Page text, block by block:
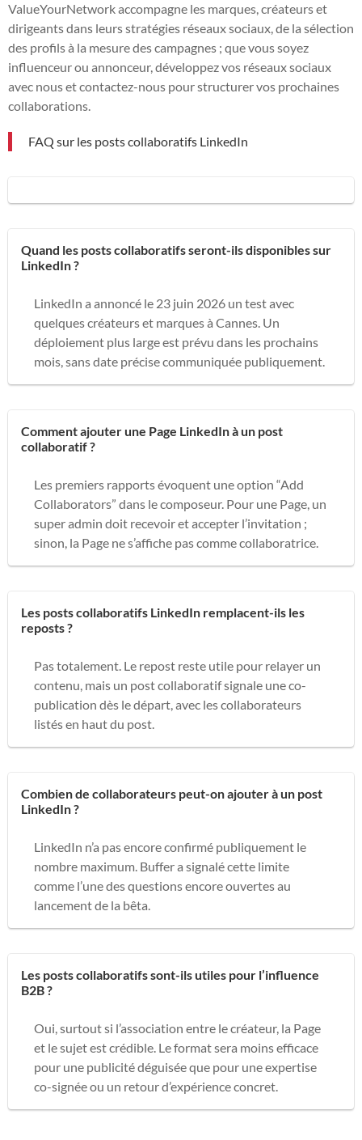
ValueYourNetwork accompagne les marques, créateurs et
dirigeants dans leurs stratégies réseaux sociaux, de la sélection
des profils à la mesure des campagnes ; que vous soyez
influenceur ou annonceur, développez vos réseaux sociaux
avec nous et contactez-nous pour structurer vos prochaines
collaborations.
FAQ sur les posts collaboratifs LinkedIn
Quand les posts collaboratifs seront-ils disponibles sur
LinkedIn ?
LinkedIn a annoncé le 23 juin 2026 un test avec
quelques créateurs et marques à Cannes. Un
déploiement plus large est prévu dans les prochains
mois, sans date précise communiquée publiquement.
Comment ajouter une Page LinkedIn à un post
collaboratif ?
Les premiers rapports évoquent une option “Add
Collaborators” dans le composeur. Pour une Page, un
super admin doit recevoir et accepter l’invitation ;
sinon, la Page ne s’affiche pas comme collaboratrice.
Les posts collaboratifs LinkedIn remplacent-ils les
reposts ?
Pas totalement. Le repost reste utile pour relayer un
contenu, mais un post collaboratif signale une co-
publication dès le départ, avec les collaborateurs
listés en haut du post.
Combien de collaborateurs peut-on ajouter à un post
LinkedIn ?
LinkedIn n’a pas encore confirmé publiquement le
nombre maximum. Buffer a signalé cette limite
comme l’une des questions encore ouvertes au
lancement de la bêta.
Les posts collaboratifs sont-ils utiles pour l’influence
B2B ?
Oui, surtout si l’association entre le créateur, la Page
et le sujet est crédible. Le format sera moins efficace
pour une publicité déguisée que pour une expertise
co-signée ou un retour d’expérience concret.